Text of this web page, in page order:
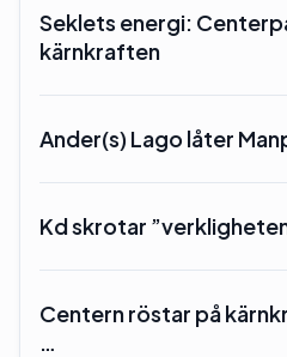
Seklets energi:
kärnkraften
Ander(s) Lago låter
Kd skrotar
Centern röstar på
…